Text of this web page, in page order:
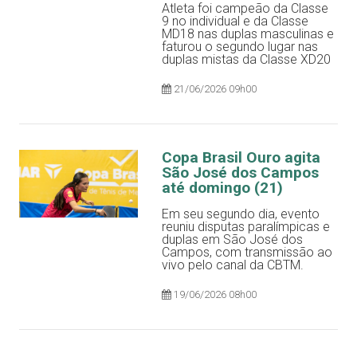
Atleta foi campeão da Classe
9 no individual e da Classe
MD18 nas duplas masculinas e
faturou o segundo lugar nas
duplas mistas da Classe XD20
21/06/2026 09h00
Copa Brasil Ouro agita
São José dos Campos
até domingo (21)
Em seu segundo dia, evento
reuniu disputas paralímpicas e
duplas em São José dos
Campos, com transmissão ao
vivo pelo canal da CBTM.
19/06/2026 08h00